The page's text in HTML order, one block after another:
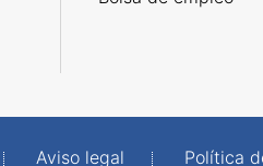
Aviso legal Política